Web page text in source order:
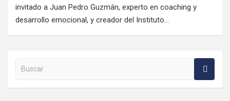
invitado a Juan Pedro Guzmán, experto en coaching y
desarrollo emocional, y creador del Instituto…
Buscar en la web